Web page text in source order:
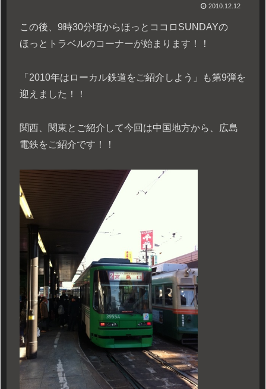
2010.12.12
この後、9時30分頃からほっとココロSUNDAYの
ほっとトラベルのコーナーが始まります！！
「2010年はローカル鉄道をご紹介しよう」も第9弾を
迎えました！！
関西、関東とご紹介して今回は中国地方から、広島
電鉄をご紹介です！！